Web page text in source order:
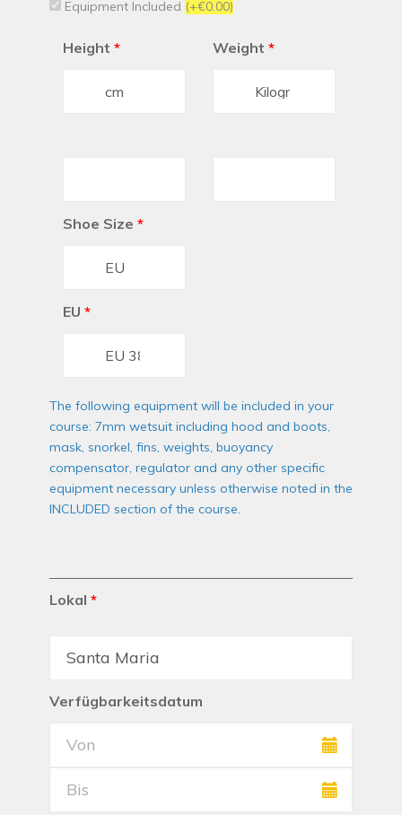
Equipment Included (+€0.00)
Height * Weight *
Shoe Size *
EU *
The following equipment will be included in your
course: 7mm wetsuit including hood and boots,
mask, snorkel, fins, weights, buoyancy
compensator, regulator and any other specific
equipment necessary unless otherwise noted in the
INCLUDED section of the course.
Lokal *
Verfügbarkeitsdatum